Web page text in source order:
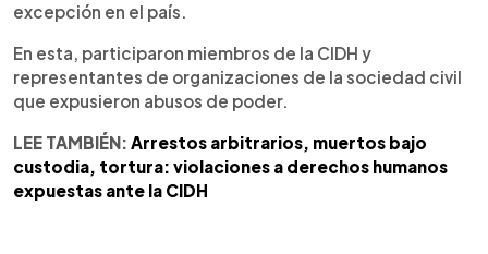
excepción en el país.
En esta, participaron miembros de la CIDH y
representantes de organizaciones de la sociedad civil
que expusieron abusos de poder.
LEE TAMBIÉN: Arrestos arbitrarios, muertos bajo
custodia, tortura: violaciones a derechos humanos
expuestas ante la CIDH